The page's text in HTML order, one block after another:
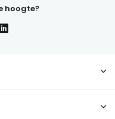
hoogte?